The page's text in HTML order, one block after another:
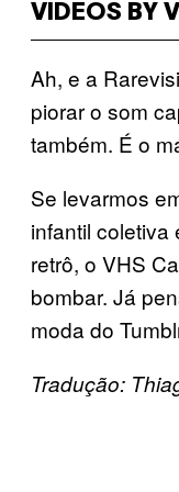
VIDEOS BY
Ah, e a
piorar o som
também. É o
Se levarmos
infantil
retrô, o VHS
bombar. Já
moda do
Tradução: